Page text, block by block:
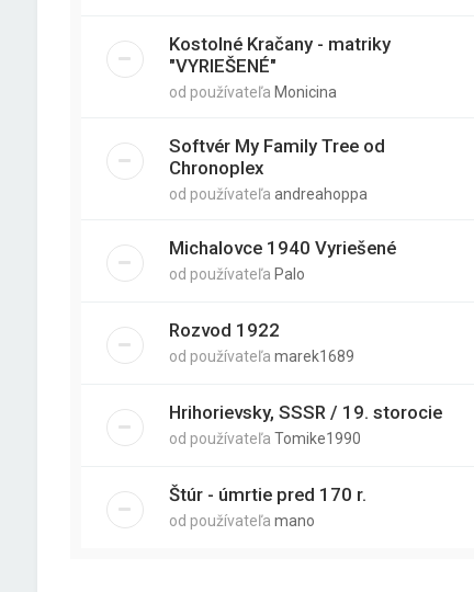
Kostolné Kračany - matriky
"VYRIEŠENÉ"
od používateľa Monicina
Softvér My Family Tree od
Chronoplex
od používateľa andreahoppa
Michalovce 1940 Vyriešené
od používateľa Palo
Rozvod 1922
od používateľa marek1689
Hrihorievsky, SSSR / 19. storocie
od používateľa Tomike1990
Štúr - úmrtie pred 170 r.
od používateľa mano